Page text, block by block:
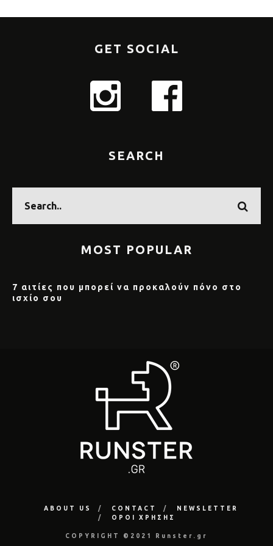
GET SOCIAL
SEARCH
MOST POPULAR
7 αιτίες που μπορεί να προκαλούν πόνο στο
ισχίο σου
ABOUT US CONTACT
NEWSLETTER
ΟΡΟΙ ΧΡΗΣΗΣ
COPYRIGHT ©2021 Runster.gr